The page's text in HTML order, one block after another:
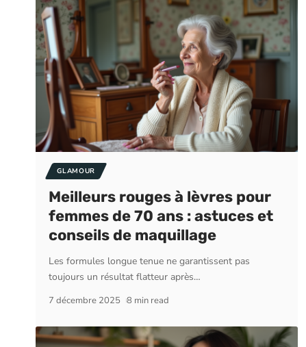
GLAMOUR
Meilleurs rouges à lèvres pour
femmes de 70 ans : astuces et
conseils de maquillage
Les formules longue tenue ne garantissent pas
toujours un résultat flatteur après…
7 décembre 2025 8 min read